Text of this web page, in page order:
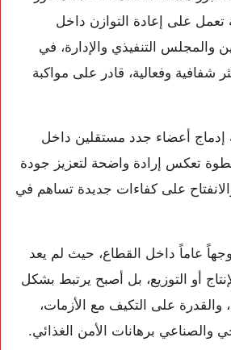
تعمل على إعادة التوازن داخل
والمجلس التنفيذي والإدارة، في
شفافية وفعالية، قادر على مواكبة
إدماج أعضاء جدد مستقلين داخل
تعكس إرادة واضحة لتعزيز جودة
والانفتاح على كفاءات جديدة تساهم في
عاماً داخل القطاع، حيث لم يعد
أو التوزيع، بل أصبح يرتبط بشكل
والقدرة على التكيف مع الأزمات،
والصناعي برهانات الأمن الغذائي.